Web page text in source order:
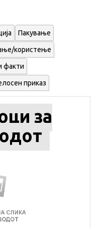
Пакување
користење
факти
приказ
за